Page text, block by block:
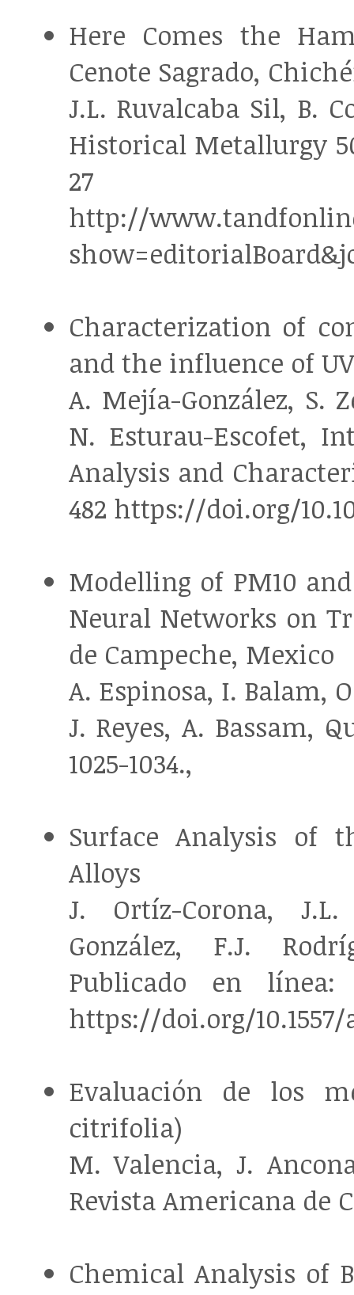
Here Comes the
Cenote Sagrado,
J.L. Ruvalcaba Sil, B.
Historical Metallurgy
27
http://
Characterization of
and the influence of
A. Mejía-González, S.
N. Esturau-Escofet,
Analysis and
482 https://doi.org/
Modelling of PM10
Neural Networks on
de Campeche, Mexico
A. Espinosa, I. Balam,
J. Reyes, A. Bassam,
1025-1034.,
Surface Analysis of
Alloys
J. Ortíz-Corona, J.L.
González, F.J.
Publicado en línea:
https://doi.org/10.1557/
Evaluación de los
citrifolia)
M. Valencia, J.
Revista Americana de
Chemical Analysis of